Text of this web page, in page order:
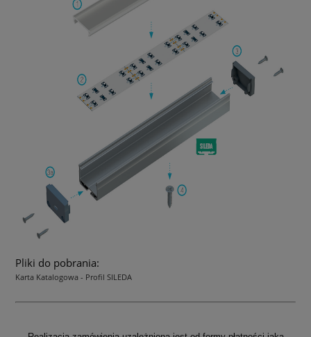
Pliki do pobrania:
Karta Katalogowa - Profil SILEDA